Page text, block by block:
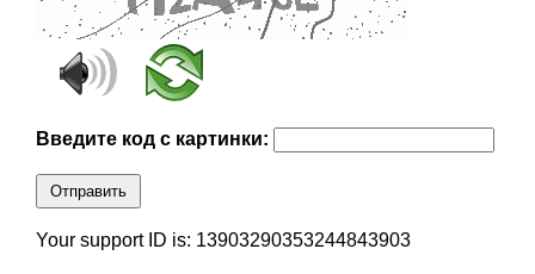
Введите код с картинки:
Отправить
Your support ID is: 13903290353244843903